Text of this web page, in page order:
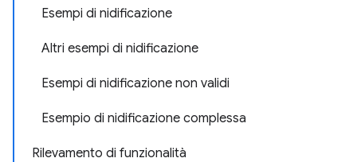
Esempi di nidificazione
Altri esempi di nidificazione
Esempi di nidificazione non validi
Esempio di nidificazione complessa
Rilevamento di funzionalità